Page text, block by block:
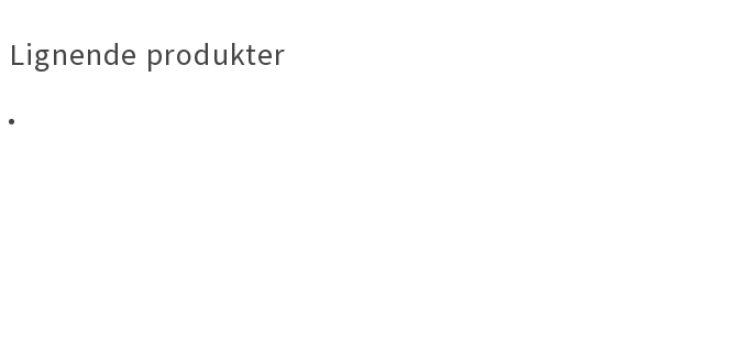
Lignende produkter